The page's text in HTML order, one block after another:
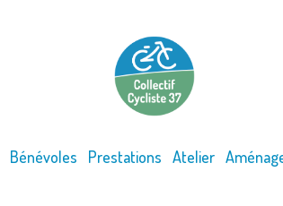
Bénévoles Prestations Atelier